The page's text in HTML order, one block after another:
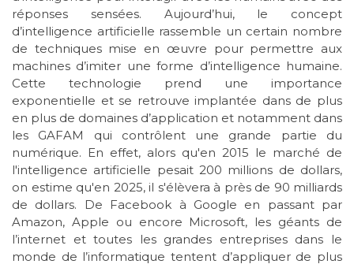
réponses sensées. Aujourd’hui, le concept
d’intelligence artificielle rassemble un certain nombre
de techniques mise en œuvre pour permettre aux
machines d’imiter une forme d’intelligence humaine.
Cette technologie prend une importance
exponentielle et se retrouve implantée dans de plus
en plus de domaines d’application et notamment dans
les GAFAM qui contrôlent une grande partie du
numérique. En effet, alors qu'en 2015 le marché de
l'intelligence artificielle pesait 200 millions de dollars,
on estime qu'en 2025, il s'élèvera à près de 90 milliards
de dollars. De Facebook à Google en passant par
Amazon, Apple ou encore Microsoft, les géants de
l’internet et toutes les grandes entreprises dans le
monde de l’informatique tentent d’appliquer de plus